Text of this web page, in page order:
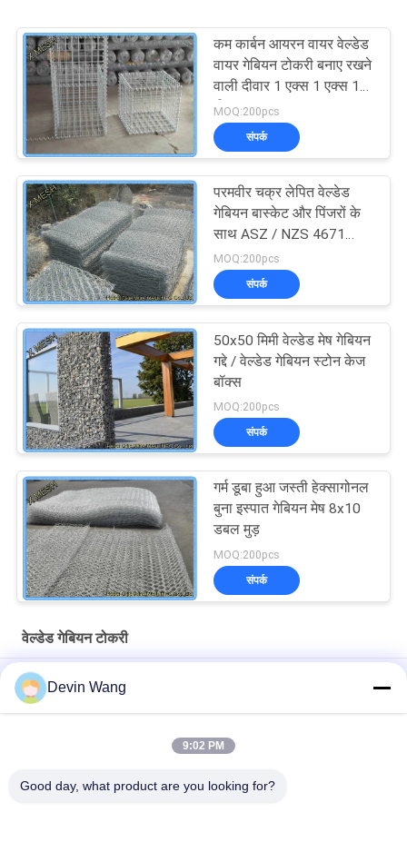
कम कार्बन आयरन वायर वेल्डेड
वायर गेबियन टोकरी बनाए रखने
वाली दीवार 1 एक्स 1 एक्स 1
मीटर
MOQ:200pcs
संपर्क
परमवीर चक्र लेपित वेल्डेड
गेबियन बास्केट और पिंजरों के
साथ ASZ / NZS 4671
अनुरूप
MOQ:200pcs
संपर्क
50x50 मिमी वेल्डेड मेष गेबियन
गद्दे / वेल्डेड गेबियन स्टोन केज
बॉक्स
MOQ:200pcs
संपर्क
गर्म डूबा हुआ जस्ती हेक्सागोनल
बुना इस्पात गेबियन मेष 8x10
डबल मुड़
MOQ:200pcs
संपर्क
वेल्डेड गेबियन टोकरी
2.5 मिमी यूवी प्रतिरोधी पॉलिएस्टर हेक्सागोनल मेश कटाव नियंत्रण और ढलान सुरक्षा
के लिएDevin Wang
9:02 PM
Good day, what product are you looking for?